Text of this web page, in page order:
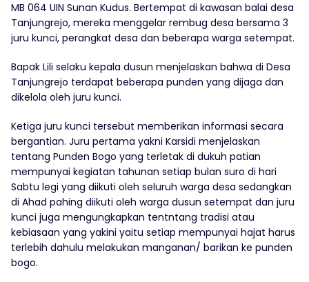
MB 064 UIN Sunan Kudus. Bertempat di kawasan balai desa
Tanjungrejo, mereka menggelar rembug desa bersama 3
juru kunci, perangkat desa dan beberapa warga setempat.
Bapak Lili selaku kepala dusun menjelaskan bahwa di Desa
Tanjungrejo terdapat beberapa punden yang dijaga dan
dikelola oleh juru kunci.
Ketiga juru kunci tersebut memberikan informasi secara
bergantian. Juru pertama yakni Karsidi menjelaskan
tentang Punden Bogo yang terletak di dukuh patian
mempunyai kegiatan tahunan setiap bulan suro di hari
Sabtu legi yang diikuti oleh seluruh warga desa sedangkan
di Ahad pahing diikuti oleh warga dusun setempat dan juru
kunci juga mengungkapkan tentntang tradisi atau
kebiasaan yang yakini yaitu setiap mempunyai hajat harus
terlebih dahulu melakukan manganan/ barikan ke punden
bogo.